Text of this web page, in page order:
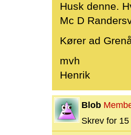
Husk denne.
Mc D
Kører ad
mvh
Henrik
Blob
Skrev for